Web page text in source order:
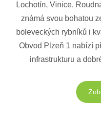
Lochotín, Vinice,
známá svou bohatou
boleveckých rybníků i
Obvod Plzeň 1 nabízí
infrastrukturu a